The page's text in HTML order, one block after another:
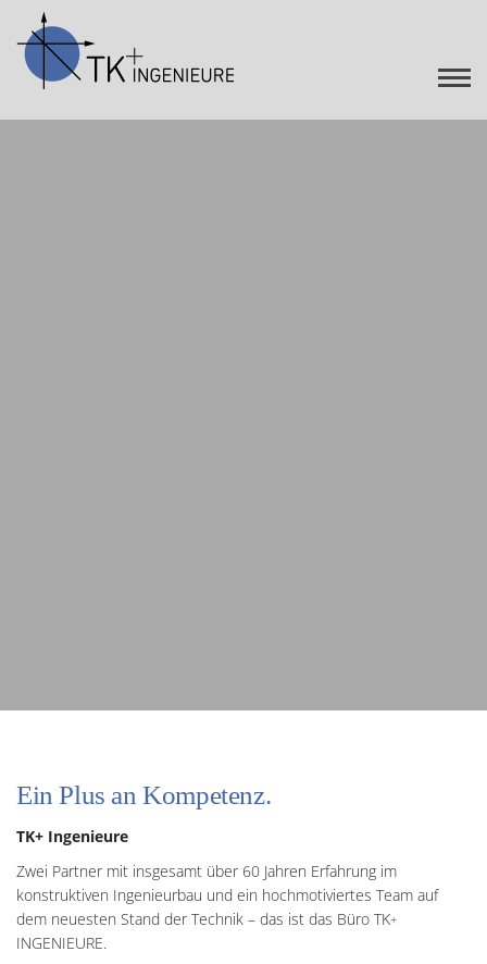
Ein Plus an Kompetenz.
TK+ Ingenieure
Zwei Partner mit insgesamt über 60 Jahren Erfahrung im
konstruktiven Ingenieurbau und ein hochmotiviertes Team auf
dem neuesten Stand der Technik – das ist das Büro TK+
INGENIEURE.